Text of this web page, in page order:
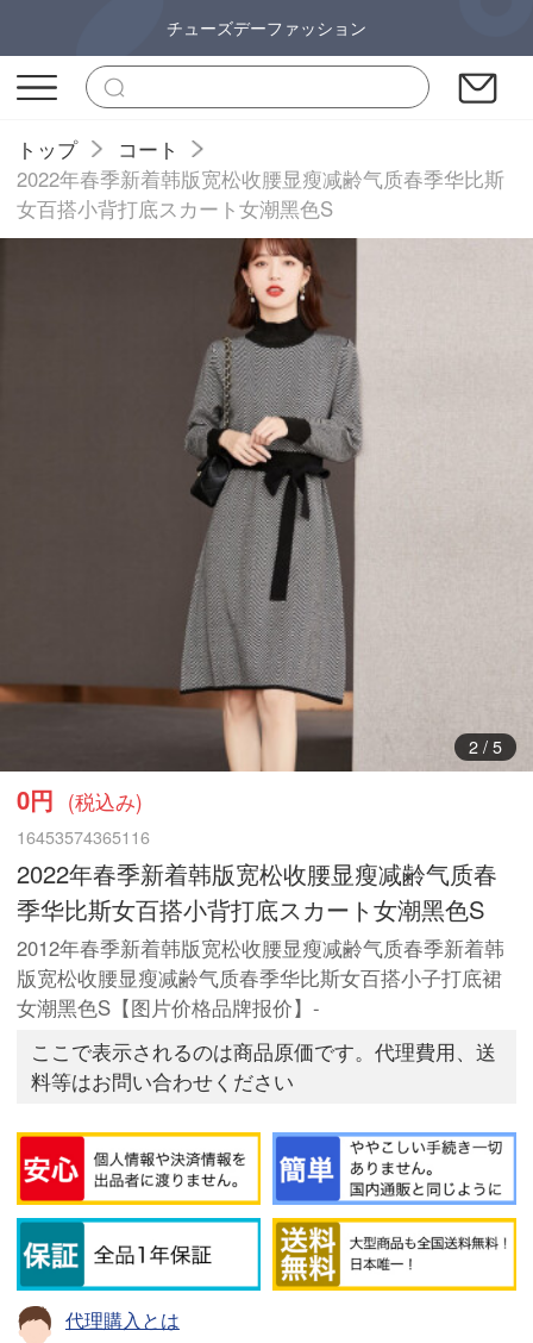
チューズデーファッション
トップ
コート
2022年春季新着韩版宽松收腰显瘦减齢气质春季华比斯
女百搭小背打底スカート女潮黑色S
3/ 5
0円 (税込み)
16453574365116
2022年春季新着韩版宽松收腰显瘦减齢气质春
季华比斯女百搭小背打底スカート女潮黑色S
2012年春季新着韩版宽松收腰显瘦减齢气质春季新着韩
版宽松收腰显瘦减齢气质春季华比斯女百搭小子打底裙
女潮黑色S【图片价格品牌报价】-
ここで表示されるのは商品原価です。代理費用、送
料等はお問い合わせください
代理購入とは